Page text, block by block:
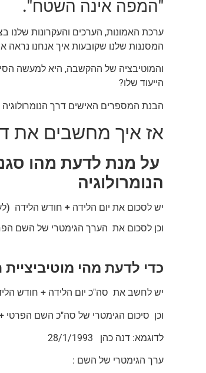
"המפה אינה השטח".
ערכת האמונות, הערכים והעקרונות שלנו
המסננות שלנו שקובעות איך אנחנו נראה
והמוטיבציה של ההקשבה, היא למעשה
הייעוד שלו?
הבנת המספרים האישים דרך
אז איך מחשבים את
על מנת לדעת מהו
הנומרולוגיה
יש לסכום את יום הלידה + חודש הלידה
וכן לסכום את הערך הגימטרי של השם
כדי לדעת מהי
יש לחשב את סה"כ יום הלידה + חודש
וכן סיכום הגימטרי של סה"כ השם הפרטי
לדוגמא: דנה כהן 28/1/1993
ערך הגימטרי של השם :